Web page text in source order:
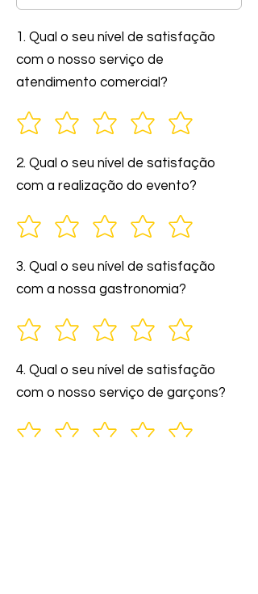
1. Qual o seu nível de satisfação
com o nosso serviço de
atendimento comercial?
2. Qual o seu nível de satisfação
com a realização do evento?
3. Qual o seu nível de satisfação
com a nossa gastronomia?
4. Qual o seu nível de satisfação
com o nosso serviço de garçons?